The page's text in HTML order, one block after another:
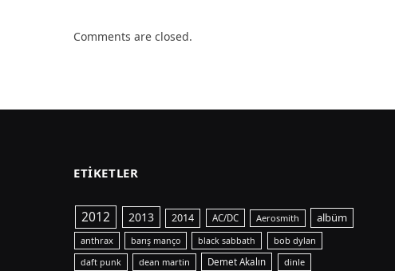
Comments are closed.
ETIKETLER
2012 2013 2014 AC/DC Aerosmith albüm
anthrax barış manço black sabbath bob dylan
daft punk dean martin Demet Akalın dinle